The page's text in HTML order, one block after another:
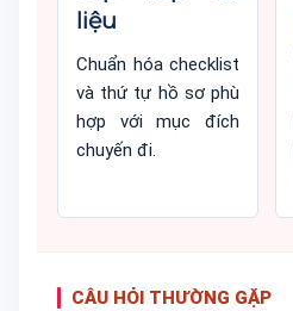
liệu
Chuẩn hóa checklist
và thứ tự hồ sơ phù
hợp với mục đích
chuyến đi.
CÂU HỎI THƯỜNG GẶP